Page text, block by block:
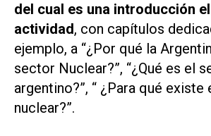
del cual es una introducción
actividad, con capítulos
ejemplo, a “¿Por qué la
sector Nuclear?”, “¿Qué es el
argentino?”, “ ¿Para qué
nuclear?”.